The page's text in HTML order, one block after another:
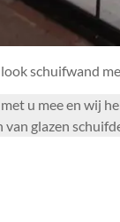
schuifwand
u mee en wij
glazen